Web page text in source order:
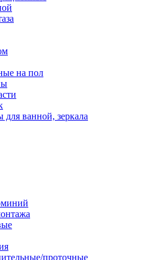
на пол
для ванной, зеркала
проточные